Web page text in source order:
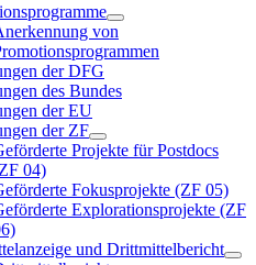
von
der DFG
des Bundes
der EU
der ZF
Projekte für Postdocs
04)
Fokusprojekte (ZF 05)
Explorationsprojekte (ZF
und Drittmittelbericht